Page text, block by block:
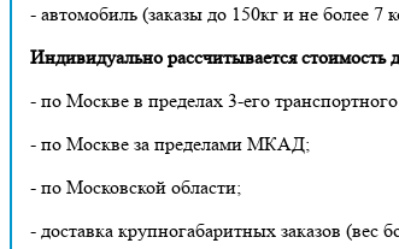
- автомобиль (заказы до 150кг и не более 7
Индивидуально рассчитывается стоимость
- по Москве в пределах 3-его
- по Москве за пределами МКАД;
- по Московской области;
- доставка крупногабаритных заказов (вес